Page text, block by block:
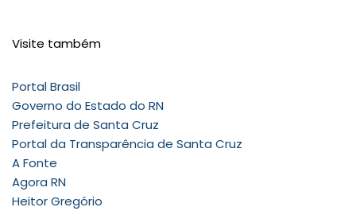
Visite também
Portal Brasil
Governo do Estado do RN
Prefeitura de Santa Cruz
Portal da Transparência de Santa Cruz
A Fonte
Agora RN
Heitor Gregório